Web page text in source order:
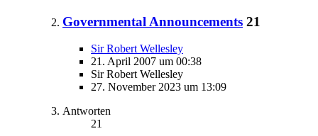
Governmental Announcements 21
Sir Robert Wellesley
21. April 2007 um 00:38
Sir Robert Wellesley
27. November 2023 um 13:09
Antworten
21